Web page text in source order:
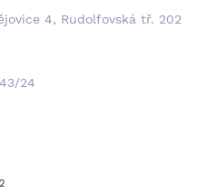
4, Rudolfovská tř. 202
24
2